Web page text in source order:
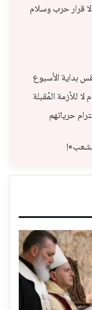
قرار حرب وسلام
بداية الأسبوع
للأزمة المُقبلة
حرياتهم